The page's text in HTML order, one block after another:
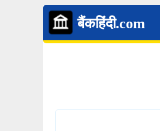
बैंकहिंदी.com